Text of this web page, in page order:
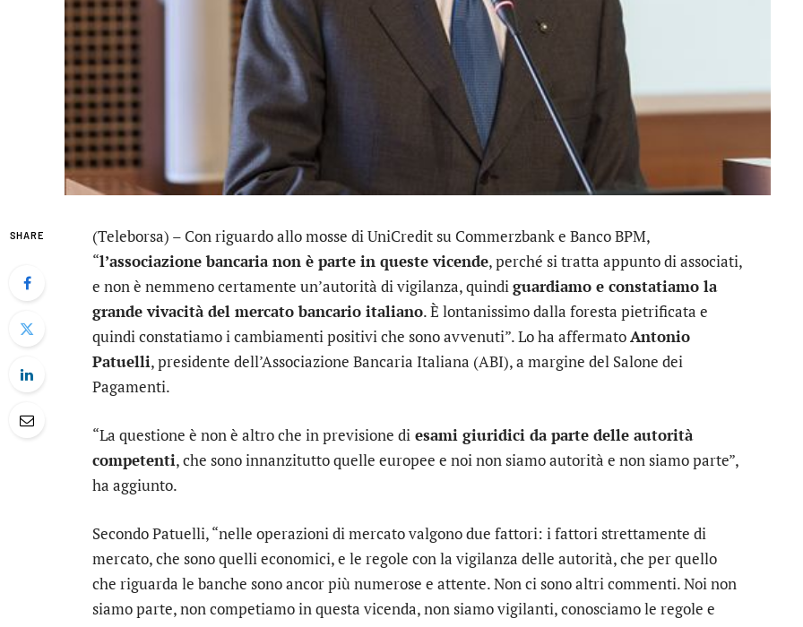
SHARE (Teleborsa) – Con riguardo allo mosse diUniCreditsu Commerzbanke Banco BPM,
“l’associazione bancaria non è parte in queste vicende, perché si tratta appunto di associati,
e non è nemmeno certamente un’autorità di vigilanza, quindiguardiamo e constatiamo la
grande vivacità del mercato bancario italiano. È lontanissimo dalla foresta pietrificata e
quindi constatiamo i cambiamenti positivi che sono avvenuti”. Lo ha affermatoAntonio
Patuelli, presidente dell’Associazione Bancaria Italiana (ABI), a margine del Salone dei
Pagamenti.
“La questione è non è altro che in previsione di esami giuridici da parte delle autorità
competenti, che sono innanzitutto quelle europee e noi non siamo autorità e non siamo parte”,
ha aggiunto.
Secondo Patuelli, “nelle operazioni di mercato valgono due fattori: i fattori strettamente di
mercato, che sono quelli economici, e le regole con la vigilanza delle autorità, che per quello
che riguarda le banche sono ancor più numerose e attente. Non ci sono altri commenti. Noi non
siamo parte, non competiamo in questa vicenda, non siamo vigilanti, conosciamo le regole e